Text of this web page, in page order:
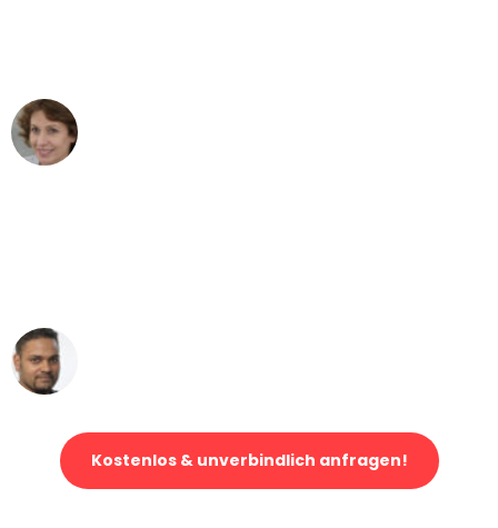
Kostenlos & unverbindlich anfragen!